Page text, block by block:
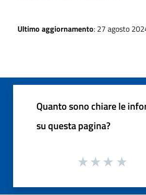
Ultimo aggiornamento: 27 agosto
Quanto sono chiare le
su questa pagina?